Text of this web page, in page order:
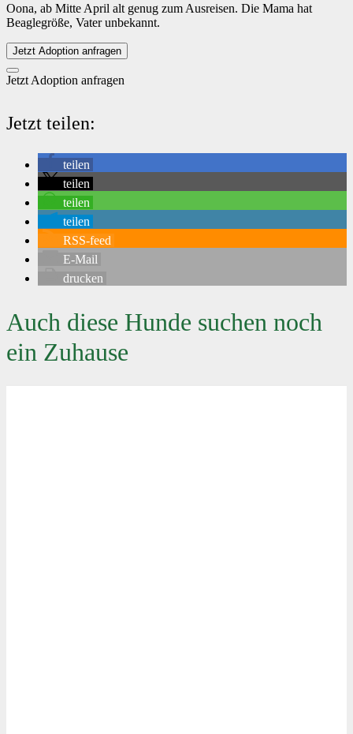
Oona, ab Mitte April alt genug zum Ausreisen. Die Mama hat
Beaglegröße, Vater unbekannt.
Jetzt Adoption anfragen
Jetzt Adoption anfragen
Jetzt teilen:
teilen
teilen
teilen
teilen
RSS-feed
E-Mail
drucken
Auch diese Hunde suchen noch
ein Zuhause